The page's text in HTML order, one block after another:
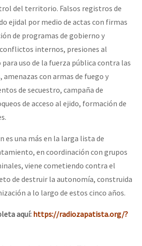
del territorio. Falsos registros de
ejidal por medio de actas con firmas
de programas de gobierno y
internos, presiones al
uso de la fuerza pública contra las
amenazas con armas de fuego y
de secuestro, campaña de
de acceso al ejido, formación de
es una más en la larga lista de
en coordinación con grupos
viene cometiendo contra el
de destruir la autonomía, construida
a lo largo de estos cinco años.
aquí: https://radiozapatista.org/?